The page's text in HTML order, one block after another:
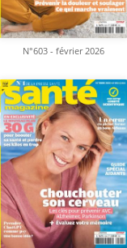
N°603 - février 2026